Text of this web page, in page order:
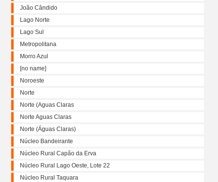
João Cândido
Lago Norte
Lago Sul
Metropolitana
Morro Azul
[no name]
Noroeste
Norte
Norte (Aguas Claras
Norte Aguas Claras
Norte (Águas Claras)
Núcleo Bandeirante
Núcleo Rural Capão da Erva
Núcleo Rural Lago Oeste, Lote 22
Núcleo Rural Taquara